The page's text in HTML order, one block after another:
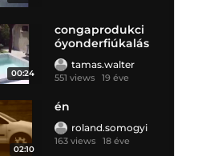
00:24
congaprodukci
óyonderfiúkalás
z
tamas.walter
551 views 19 éve
02:10
én
roland.somogyi
163 views 18 éve